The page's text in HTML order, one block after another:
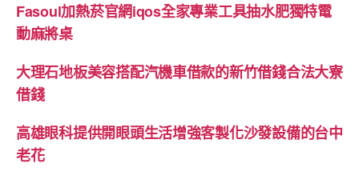
Fasoul加熱菸官網iqos全家專業工具抽水肥獨特電
動麻將桌
大理石地板美容搭配汽機車借款的新竹借錢合法大寮
借錢
高雄眼科提供開眼頭生活增強客製化沙發設備的台中
老花